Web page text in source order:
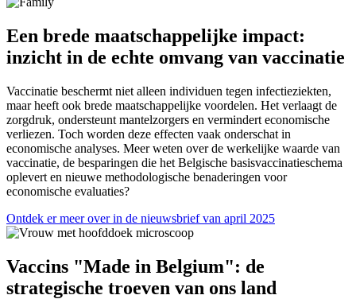
Een brede maatschappelijke impact:
inzicht in de echte omvang van vaccinatie
Vaccinatie beschermt niet alleen individuen tegen infectieziekten,
maar heeft ook brede maatschappelijke voordelen. Het verlaagt de
zorgdruk, ondersteunt mantelzorgers en vermindert economische
verliezen. Toch worden deze effecten vaak onderschat in
economische analyses. Meer weten over de werkelijke waarde van
vaccinatie, de besparingen die het Belgische basisvaccinatieschema
oplevert en nieuwe methodologische benaderingen voor
economische evaluaties?
Ontdek er meer over in de nieuwsbrief van april 2025
Vaccins "Made in Belgium": de
strategische troeven van ons land